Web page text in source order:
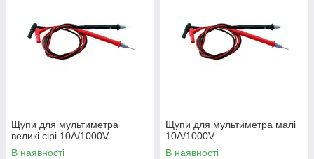
Щупи для мультиметра
великі сірі 10А/1000V
В наявності
Щупи для мультиметра малі
10А/1000V
В наявності